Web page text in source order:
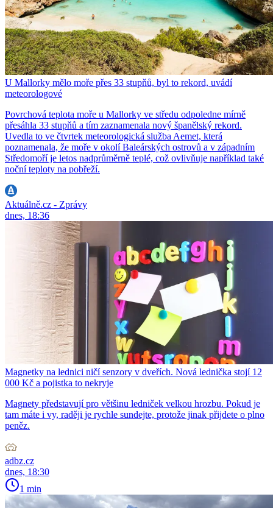
U Mallorky mělo moře přes 33 stupňů, byl to rekord, uvádí
meteorologové
Povrchová teplota moře u Mallorky ve středu odpoledne mírně
přesáhla 33 stupňů a tím zaznamenala nový španělský rekord.
Uvedla to ve čtvrtek meteorologická služba Aemet, která
poznamenala, že moře v okolí Baleárských ostrovů a v západním
Středomoří je letos nadprůměrně teplé, což ovlivňuje například také
noční teploty na pobřeží.
Aktuálně.cz - Zprávy
dnes, 18:36
Magnetky na lednici ničí senzory v dveřích. Nová lednička stojí 12
000 Kč a pojistka to nekryje
Magnety představují pro většinu ledniček velkou hrozbu. Pokud je
tam máte i vy, raději je rychle sundejte, protože jinak přijdete o plno
peněz.
adbz.cz
dnes, 18:30
1 min